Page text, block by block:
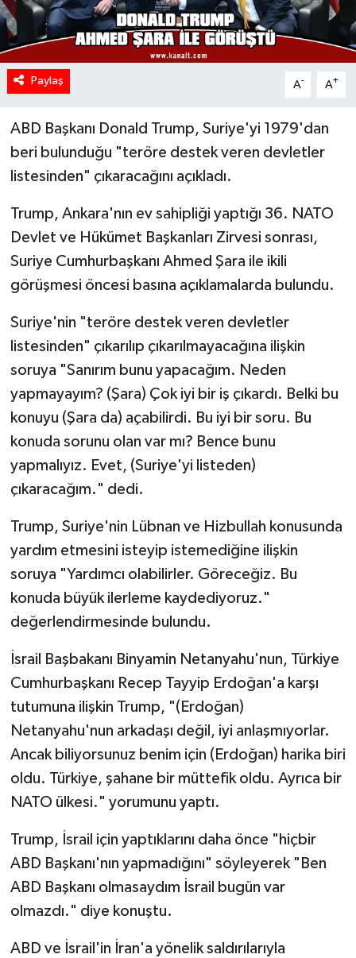
Paylaş A- A+
ABD Başkanı Donald Trump, Suriye'yi 1979'dan
beri bulunduğu "teröre destek veren devletler
listesinden" çıkaracağını açıkladı.
Trump, Ankara'nın ev sahipliği yaptığı 36.⁠ ⁠NATO
Devlet ve Hükümet Başkanları Zirvesi sonrası,
Suriye Cumhurbaşkanı Ahmed Şara ile ikili
görüşmesi öncesi basına açıklamalarda bulundu.
Suriye'nin "teröre destek veren devletler
listesinden" çıkarılıp çıkarılmayacağına ilişkin
soruya "Sanırım bunu yapacağım. Neden
yapmayayım? (Şara) Çok iyi bir iş çıkardı. Belki bu
konuyu (Şara da) açabilirdi. Bu iyi bir soru. Bu
konuda sorunu olan var mı? Bence bunu
yapmalıyız. Evet, (Suriye'yi listeden)
çıkaracağım." dedi.
Trump, Suriye'nin Lübnan ve Hizbullah konusunda
yardım etmesini isteyip istemediğine ilişkin
soruya "Yardımcı olabilirler. Göreceğiz. Bu
konuda büyük ilerleme kaydediyoruz."
değerlendirmesinde bulundu.
İsrail Başbakanı Binyamin Netanyahu'nun, Türkiye
Cumhurbaşkanı Recep Tayyip Erdoğan'a karşı
tutumuna ilişkin Trump, "(Erdoğan)
Netanyahu'nun arkadaşı değil, iyi anlaşmıyorlar.
Ancak biliyorsunuz benim için (Erdoğan) harika biri
oldu. Türkiye, şahane bir müttefik oldu. Ayrıca bir
NATO ülkesi." yorumunu yaptı.
Trump, İsrail için yaptıklarını daha önce "hiçbir
ABD Başkanı'nın yapmadığını" söyleyerek "Ben
ABD Başkanı olmasaydım İsrail bugün var
olmazdı." diye konuştu.
ABD ve İsrail'in İran'a yönelik saldırılarıyla